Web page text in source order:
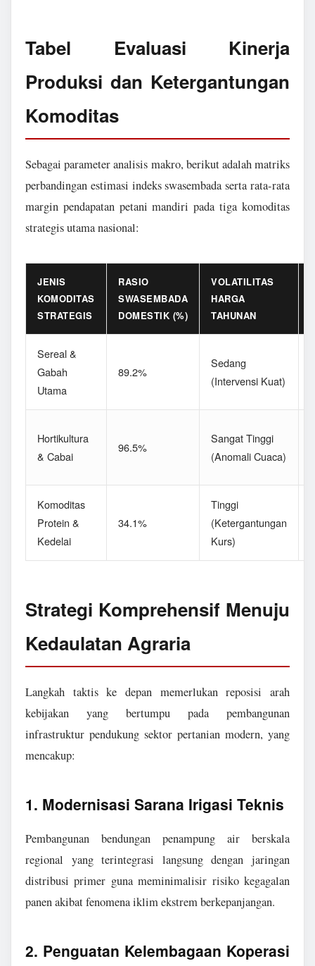
Tabel Evaluasi Kinerja
Produksi dan Ketergantungan
Komoditas
Sebagai parameter analisis makro, berikut adalah matriks
perbandingan estimasi indeks swasembada serta rata-rata
margin pendapatan petani mandiri pada tiga komoditas
strategis utama nasional:
JENIS
KOMODITAS
STRATEGIS
RASIO
SWASEMBADA
DOMESTIK (%)
VOLATILITAS
HARGA
TAHUNAN
Sereal &
Gabah
Utama
89.2%
Sedang
(Intervensi Kuat)
Hortikultura
& Cabai
96.5%
Sangat Tinggi
(Anomali Cuaca)
Komoditas
Protein &
Kedelai
34.1%
Tinggi
(Ketergantungan
Kurs)
Strategi Komprehensif Menuju
Kedaulatan Agraria
Langkah taktis ke depan memerlukan reposisi arah
kebijakan yang bertumpu pada pembangunan
infrastruktur pendukung sektor pertanian modern, yang
mencakup:
1. Modernisasi Sarana Irigasi Teknis
Pembangunan bendungan penampung air berskala
regional yang terintegrasi langsung dengan jaringan
distribusi primer guna meminimalisir risiko kegagalan
panen akibat fenomena iklim ekstrem berkepanjangan.
2. Penguatan Kelembagaan Koperasi